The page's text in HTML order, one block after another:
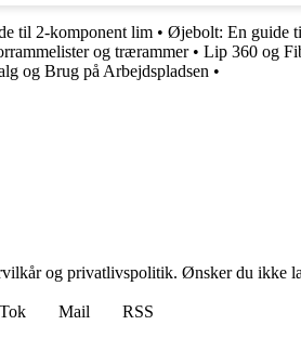
til 2-komponent lim • Øjebolt: En guide
og trærammer• Lip 360 og
og Brug på Arbejdspladsen •
og privatlivspolitik. Ønsker du ikke
Mail
RSS